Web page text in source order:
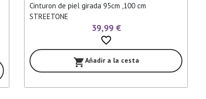
Cinturon de piel girada 95cm ,100 cm
STREETONE
39,99 €
favorite_border
shopping_cartAñadir a la cesta